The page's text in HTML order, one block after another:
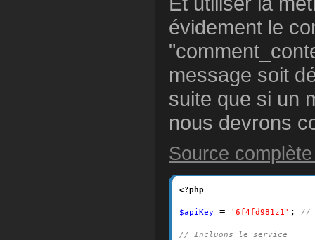
évidement le
message soit
suite que si un
nous devrons
Source
<?php
$apiKey = ' 6f4fd981z1 ' ; //
// Incluons le service